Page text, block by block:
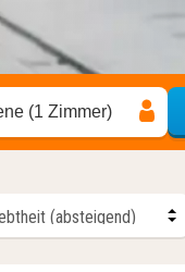
(1 Zimmer)